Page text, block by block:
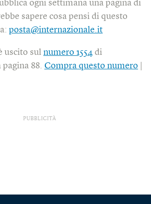
ogni settimana una pagina di
sapere cosa pensi di questo
posta@internazionale.it
uscito sul numero 1554 di
88. Compra questo numero
PUBBLICITÀ